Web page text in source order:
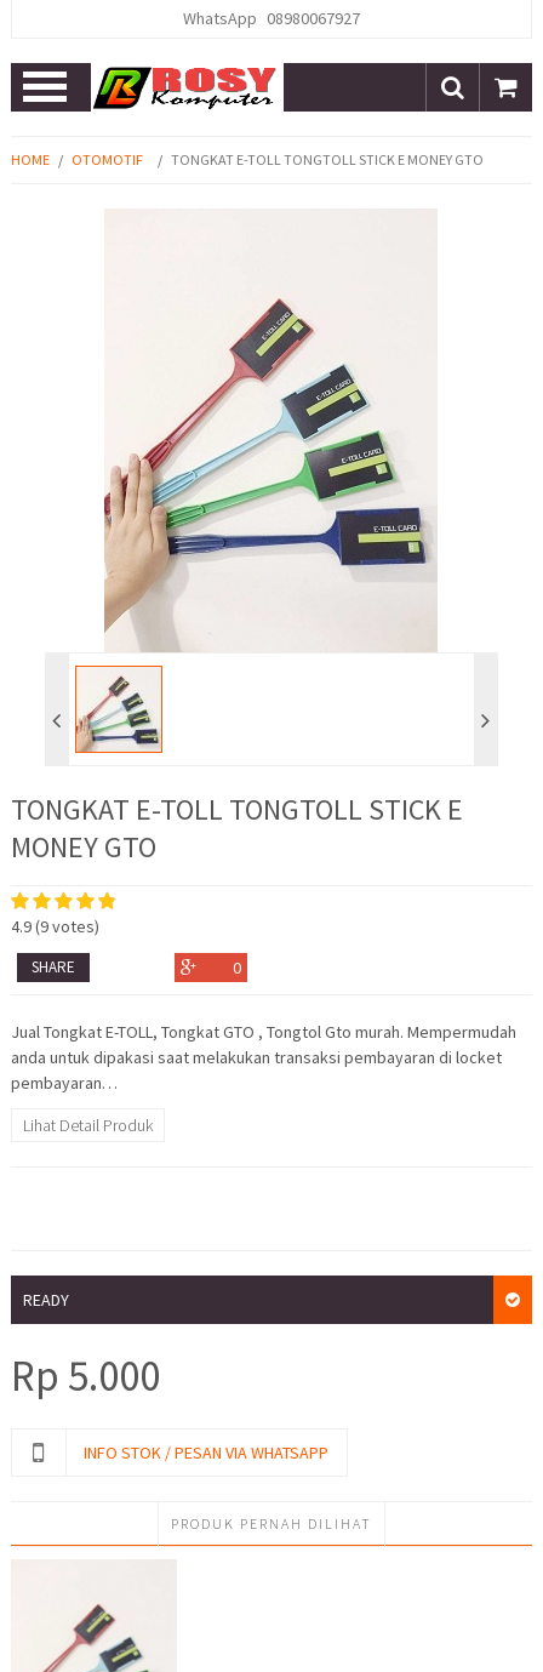
WhatsApp 08980067927
Open
Menu
HOME / OTOMOTIF / TONGKAT E-TOLL TONGTOLL STICK E MONEY GTO
TONGKAT E-TOLL TONGTOLL STICK E
MONEY GTO
4.9(9votes)
SHARE 0
Jual Tongkat E-TOLL, Tongkat GTO , Tongtol Gto murah. Mempermudah
anda untuk dipakasi saat melakukan transaksi pembayaran di locket
pembayaran…
Lihat Detail Produk
READY
Rp 5.000
INFO STOK / PESAN VIA WHATSAPP
PRODUK PERNAH DILIHAT